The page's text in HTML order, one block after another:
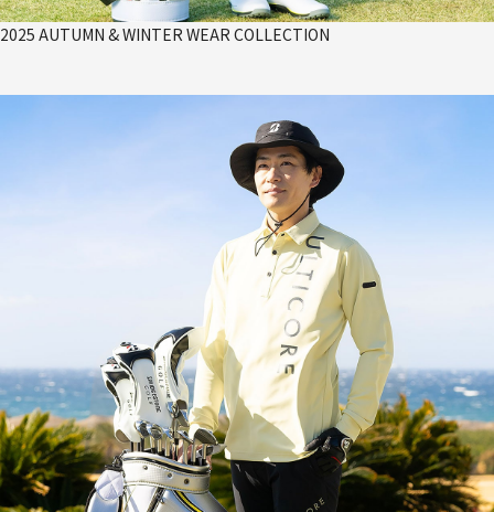
2025 AUTUMN & WINTER WEAR COLLECTION